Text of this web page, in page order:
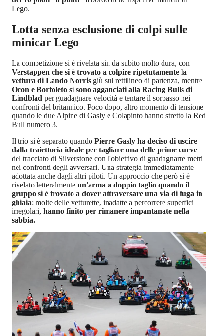
Lego.
Lotta senza esclusione di colpi sulle
minicar Lego
La competizione si è rivelata sin da subito molto dura, con
Verstappen che si è trovato a colpire ripetutamente la
vettura di Lando Norris giù sul rettilineo di partenza, mentre
Ocon e Bortoleto si sono agganciati alla Racing Bulls di
Lindblad per guadagnare velocità e tentare il sorpasso nei
confronti del britannico. Poco dopo, altro momento di tensione
quando le due Alpine di Gasly e Colapinto hanno stretto la Red
Bull numero 3.
Il trio si è separato quando Pierre Gasly ha deciso di uscire
dalla traiettoria ideale per tagliare una delle prime curve
del tracciato di Silverstone con l'obiettivo di guadagnarre metri
nei confronti degli avversari. Una strategia immediatamente
adottata anche dagli altri piloti. Un approccio che però si è
rivelato letteralmente un'arma a doppio taglio quando il
gruppo si è trovato a dover attraversare una via di fuga in
ghiaia: molte delle vetturette, inadatte a percorrere superfici
irregolari, hanno finito per rimanere impantanate nella
sabbia.